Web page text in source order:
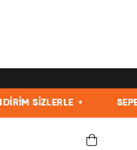
• SEPETTE NET %20